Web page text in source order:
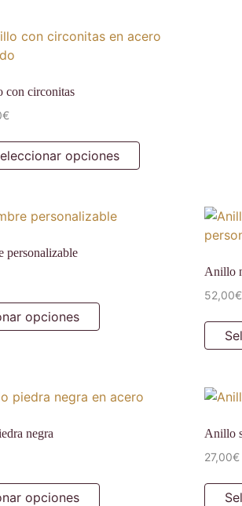
con circonitas
€
opciones
personalizable
opciones
Anillo
52,00€
negra
opciones
Anillo
27,00€